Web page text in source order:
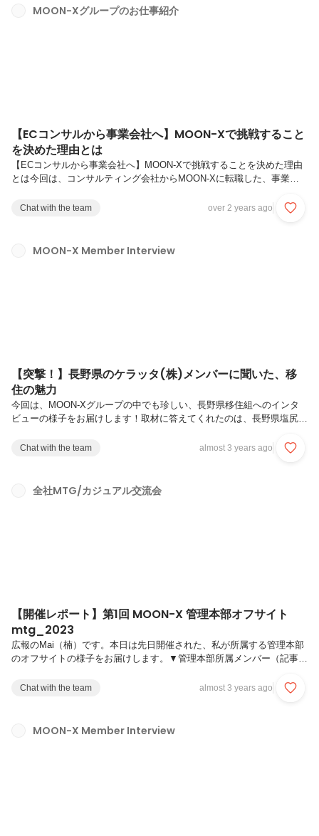
ャリアと、MOON-Xでの役割を教えてください＜Su＞僕は新卒で大手
MOON-Xグループのお仕事紹介
【ECコンサルから事業会社へ】MOON-Xで挑戦すること
を決めた理由とは
【ECコンサルから事業会社へ】MOON-Xで挑戦することを決めた理由
とは今回は、コンサルティング会社からMOON-Xに転職した、事業開
けします。 “ コンサルから事業会社に転職する魅力 ” “ 事業開発／事業
ず、お互いをニックネームで呼び合う文化ですので、ニックネームで記
Chat with the team over 2 years ago
MOON-X Member Interview
【突撃！】長野県のケラッタ(株)メンバーに聞いた、移
住の魅力
今回は、MOON-Xグループの中でも珍しい、長野県移住組へのインタ
ビューの様子をお届けします！取材に答えてくれたのは、長野県塩尻市
タ株式会社 SCM所属のMaxとTatsuo、そして商品部のOkamocchanの
バーがいます。働き方に関する詳細は、面接時にご質問ください👍▼長
野県移住組が務めるケラッタ株式会社が運営するベビー&マタニティブ
Chat with the team almost 3 years ago
全社MTG/カジュアル交流会
【開催レポート】第1回 MOON-X 管理本部オフサイト
mtg_2023
広報のMai（楠）です。本日は先日開催された、私が所属する管理本部
のオフサイトの様子をお届けします。▼管理本部所属メンバー（記事は
り、管理本部のほぼ全メンバーの20名近くが集結し、比較的大きな社
を行いました。さて、午後はいよいよ、管理本部全員で真面目な会議を
Chat with the team almost 3 years ago
MOON-X Member Interview